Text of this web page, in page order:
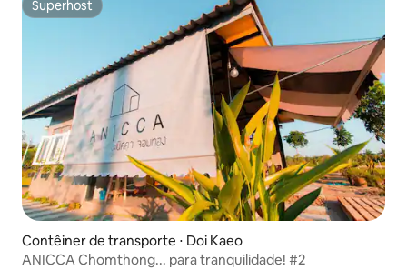
Superhost
Superhost
Contêiner de transporte ⋅ Doi Kaeo
ANICCA Chomthong... para tranquilidade! #2